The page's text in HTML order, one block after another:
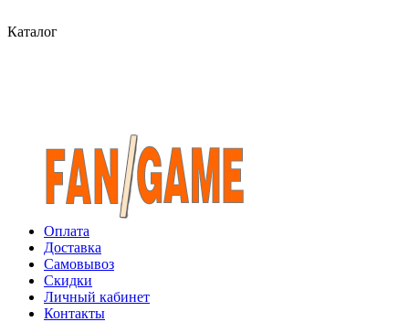
Каталог
Оплата
Доставка
Самовывоз
Скидки
Личный кабинет
Контакты